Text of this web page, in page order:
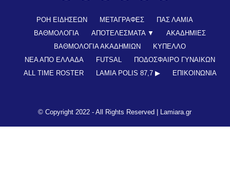
ΡΟΗ ΕΙΔΗΣΕΩΝ ΜΕΤΑΓΡΑΦΕΣ
ΠΑΣ ΛΑΜΙΑ
ΒΑΘΜΟΛΟΓΙΑ
ΑΠΟΤΕΛΕΣΜΑΤΑ ▼
ΑΚΑΔΗΜΙΕΣ
ΒΑΘΜΟΛΟΓΙΑ ΑΚΑΔΗΜΙΩΝ
ΚΥΠΕΛΛΟ